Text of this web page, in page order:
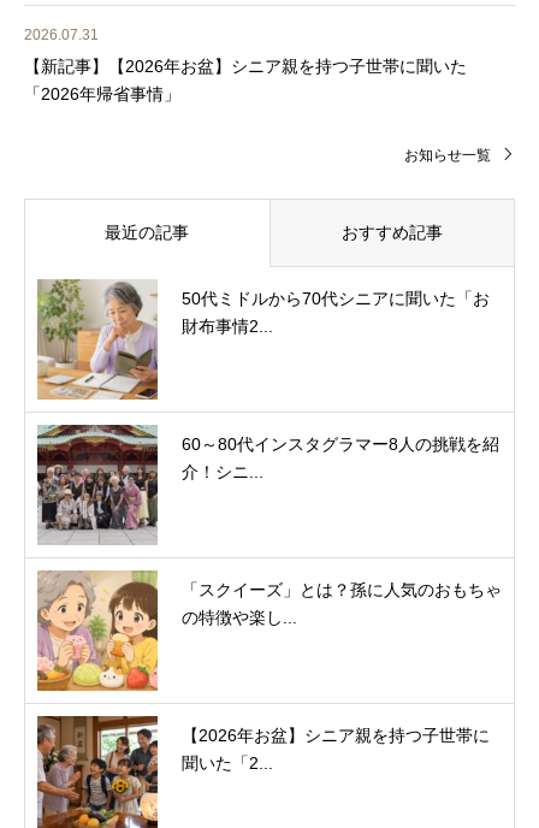
2026.07.31
【新記事】【2026年お盆】シニア親を持つ子世帯に聞いた
「2026年帰省事情」
お知らせ一覧
最近の記事 おすすめ記事
50代ミドルから70代シニアに聞いた「お
財布事情2...
60～80代インスタグラマー8人の挑戦を紹
介！シニ...
「スクイーズ」とは？孫に人気のおもちゃ
の特徴や楽し...
【2026年お盆】シニア親を持つ子世帯に
聞いた「2...